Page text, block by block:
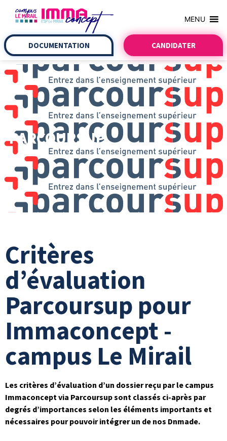
MENU
DOCUMENTATION CANDIDATER
PARCOURSUP
Critères
d’évaluation
Parcoursup pour
Immaconcept -
campus Le Mirail
Les critères d’évaluation d’un dossier reçu par le campus
Immaconcept via Parcoursup sont classés ci-après par
degrés d’importances selon les éléments importants et
nécessaires pour pouvoir intégrer un de nos Dnmade.